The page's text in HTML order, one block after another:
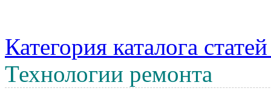
Категория каталога
Технологии ремонта